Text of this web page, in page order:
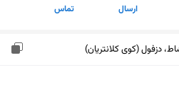
ارسال تماس
دزفول (کوی کلانتریان)